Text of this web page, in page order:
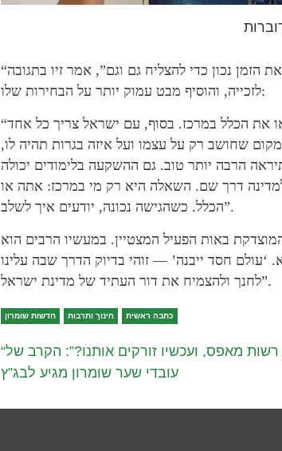
“מבחינה פרקטית, מי שהלימודים חשובים לו יכול לשלב ולסדר את הזמן נכון כדי להצליח גם וגם”, אמר זיו בתגובה
לזכייה, והוסיף מבט עמוק יותר על הבחירות שלו:
“בעומק, העניין הוא לשים את עצמך בצד ואת עם ישראל או את הכלל במרכז. בסוף, עם ישראל צריך כל אחד
שחושב רק על עצמו ועל איזה בגרות תהיה לו,
הרבה יותר טוב. גם ההשקעה בלימודים יכולה
דרך שם. השאלה היא רק מי במרכז: אתה או
הכלל. כשהגישה נכונה, יודעים איך לשלב”.
באות הפעיל המצטיין. במעשיו הרבים הוא
‘עולם חסד ייבנה’ — זוהי בדיוק הדרך שבה עלינו
לחנך ולהצמיח את דור העתיד של מדינת ישראל”.
חדשות שומרון חינוך ותרבות כתבה ראשית
“בנינו רשות מאפס, ועכשיו זורקים אותנו?”: הקרב של
עובדי שער שומרון מגיע לבג”ץ